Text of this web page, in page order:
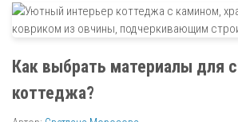
Как выбрать материалы для
коттеджа?